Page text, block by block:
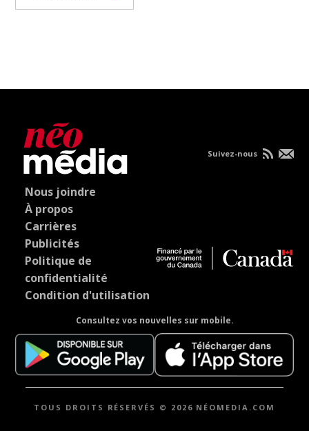
Nous joindre
À propos
Carrières
Publicités
Politique de
confidentialité
Condition d'utilisation
Consultez vos nouvelles sur mobile.
Suivez-nous
TOUS DROITS RÉSERVÉS © 2026 NÉOMEDIA.COM